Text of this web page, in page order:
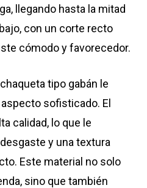
llegando hasta la mitad
con un corte recto
cómodo y favorecedor.
tipo gabán le
sofisticado. El
calidad, lo que le
y una textura
Este material no solo
sino que también